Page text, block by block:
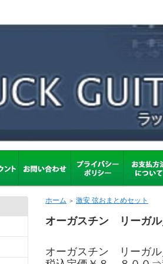
ホーム ＞ 激安 弦おまとめセット
オーガスチン リーガル
オーガスチン リーガル